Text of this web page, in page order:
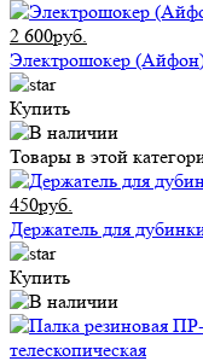
2 600руб.
Электрошокер
Купить
Товары в этой
450руб.
Держатель для
Купить